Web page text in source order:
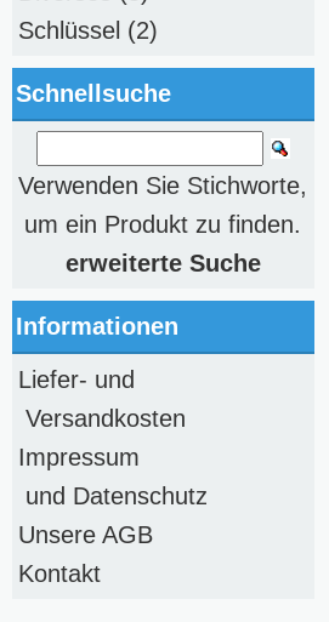
Schlüssel (2)
Schnellsuche
Verwenden Sie Stichworte,
um ein Produkt zu finden.
erweiterte Suche
Informationen
Liefer- und
Versandkosten
Impressum
und Datenschutz
Unsere AGB
Kontakt